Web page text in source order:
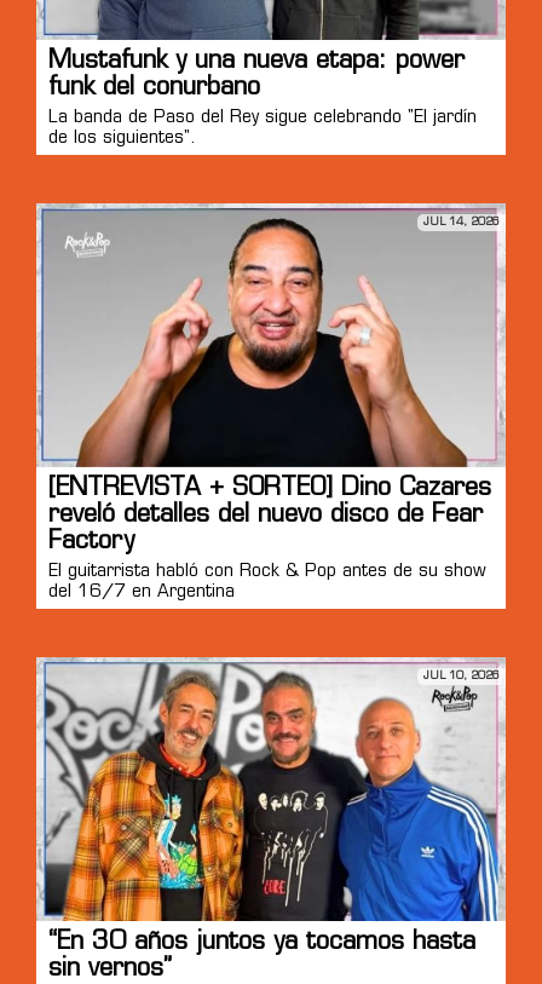
Mustafunk y una nueva etapa: power
funk del conurbano
La banda de Paso del Rey sigue celebrando "El jardín
de los siguientes".
JUL 14, 2026
[ENTREVISTA + SORTEO] Dino Cazares
reveló detalles del nuevo disco de Fear
Factory
El guitarrista habló con Rock & Pop antes de su show
del 16/7 en Argentina
JUL 10, 2026
“En 30 años juntos ya tocamos hasta
sin vernos”